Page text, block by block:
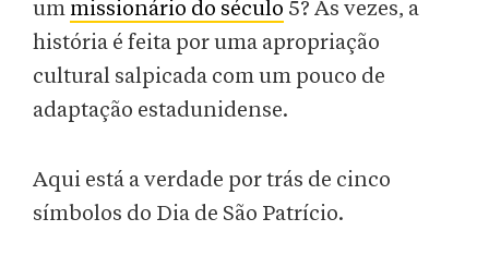
um missionário do século 5? Às vezes, a
história é feita por uma apropriação
cultural salpicada com um pouco de
adaptação estadunidense.
Aqui está a verdade por trás de cinco
símbolos do Dia de São Patrício.